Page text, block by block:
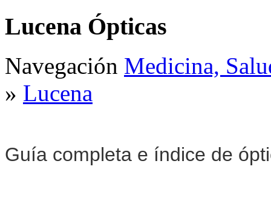
Lucena Ópticas
Navegación Medicina,
» Lucena
Guía completa e índice de